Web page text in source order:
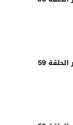
59